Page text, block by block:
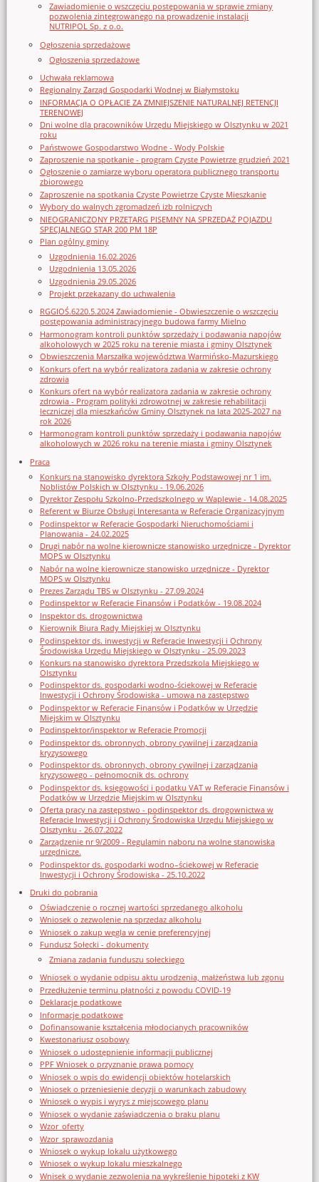
Zawiadomienie o wszczęciu postępowania w sprawie zmiany
pozwolenia zintegrowanego na prowadzenie instalacji
NUTRIPOL Sp. z o.o.
Ogłoszenia sprzedażowe
Ogłoszenia sprzedażowe
Uchwała reklamowa
Regionalny Zarząd Gospodarki Wodnej w Białymstoku
INFORMACJA O OPŁACIE ZA ZMNIEJSZENIE NATURALNEJ RETENCJI
TERENOWEJ
Dni wolne dla pracowników Urzędu Miejskiego w Olsztynku w 2021
roku
Państwowe Gospodarstwo Wodne - Wody Polskie
Zaproszenie na spotkanie - program Czyste Powietrze grudzień 2021
Ogłoszenie o zamiarze wyboru operatora publicznego transportu
zbiorowego
Zaproszenie na spotkania Czyste Powietrze Czyste Mieszkanie
Wybory do walnych zgromadzeń izb rolniczych
NIEOGRANICZONY PRZETARG PISEMNY NA SPRZEDAŻ POJAZDU
SPECJALNEGO STAR 200 PM 18P
Plan ogólny gminy
Uzgodnienia 16.02.2026
Uzgodnienia 13.05.2026
Uzgodnienia 29.05.2026
Projekt przekazany do uchwalenia
RGGIOŚ.6220.5.2024 Zawiadomienie - Obwieszczenie o wszczęciu
postępowania administracyjnego budowa farmy Mielno
Harmonogram kontroli punktów sprzedaży i podawania napojów
alkoholowych w 2025 roku na terenie miasta i gminy Olsztynek
Obwieszczenia Marszałka województwa Warmińsko-Mazurskiego
Konkurs ofert na wybór realizatora zadania w zakresie ochrony
zdrowia
Konkurs ofert na wybór realizatora zadania w zakresie ochrony
zdrowia - Program polityki zdrowotnej w zakresie rehabilitacji
leczniczej dla mieszkańców Gminy Olsztynek na lata 2025-2027 na
rok 2026
Harmonogram kontroli punktów sprzedaży i podawania napojów
alkoholowych w 2026 roku na terenie miasta i gminy Olsztynek
Praca
Konkurs na stanowisko dyrektora Szkoły Podstawowej nr 1 im.
Noblistów Polskich w Olsztynku - 19.06.2026
Dyrektor Zespołu Szkolno-Przedszkolnego w Waplewie - 14.08.2025
Referent w Biurze Obsługi Interesanta w Referacie Organizacyjnym
Podinspektor w Referacie Gospodarki Nieruchomościami i
Planowania - 24.02.2025
Drugi nabór na wolne kierownicze stanowisko urzędnicze - Dyrektor
MOPS w Olsztynku
Nabór na wolne kierownicze stanowisko urzędnicze - Dyrektor
MOPS w Olsztynku
Prezes Zarządu TBS w Olsztynku - 27.09.2024
Podinspektor w Referacie Finansów i Podatków - 19.08.2024
Inspektor ds. drogownictwa
Kierownik Biura Rady Miejskiej w Olsztynku
Podinspektor ds. inwestycji w Referacie Inwestycji i Ochrony
Środowiska Urzędu Miejskiego w Olsztynku - 25.09.2023
Konkurs na stanowisko dyrektora Przedszkola Miejskiego w
Olsztynku
Podinspektor ds. gospodarki wodno-ściekowej w Referacie
Inwestycji i Ochrony Środowiska - umowa na zastępstwo
Podinspektor w Referacie Finansów i Podatków w Urzędzie
Miejskim w Olsztynku
Podinspektor/inspektor w Referacie Promocji
Podinspektor ds. obronnych, obrony cywilnej i zarządzania
kryzysowego
Podinspektor ds. obronnych, obrony cywilnej i zarządzania
kryzysowego - pełnomocnik ds. ochrony
Podinspektor ds. księgowości i podatku VAT w Referacie Finansów i
Podatków w Urzędzie Miejskim w Olsztynku
Oferta pracy na zastępstwo - podinspektor ds. drogownictwa w
Referacie Inwestycji i Ochrony Środowiska Urzędu Miejskiego w
Olsztynku - 26.07.2022
Zarządzenie nr 9/2009 - Regulamin naboru na wolne stanowiska
urzędnicze.
Podinspektor ds. gospodarki wodno–ściekowej w Referacie
Inwestycji i Ochrony Środowiska - 25.10.2022
Druki do pobrania
Oświadczenie o rocznej wartości sprzedanego alkoholu
Wniosek o zezwolenie na sprzedaz alkoholu
Wniosek o zakup węgla w cenie preferencyjnej
Fundusz Sołecki - dokumenty
Zmiana zadania funduszu sołeckiego
Wniosek o wydanie odpisu aktu urodzenia, małżeństwa lub zgonu
Przedłużenie terminu płatności z powodu COVID-19
Deklaracje podatkowe
Informacje podatkowe
Dofinansowanie kształcenia młodocianych pracowników
Kwestonariusz osobowy
Wniosek o udostępnienie informacji publicznej
PPF Wniosek o przyznanie prawa pomocy
Wniosek o wpis do ewidencji obiektów hotelarskich
Wniosek o przeniesienie decyzji o warunkach zabudowy
Wniosek o wypis i wyrys z miejscowego planu
Wniosek o wydanie zaświadczenia o braku planu
Wzor_oferty
Wzor_sprawozdania
Wniosek o wykup lokalu użytkowego
Wniosek o wykup lokalu mieszkalnego
Wnisek o wydanie zezwolenia na wykreślenie hipoteki z KW